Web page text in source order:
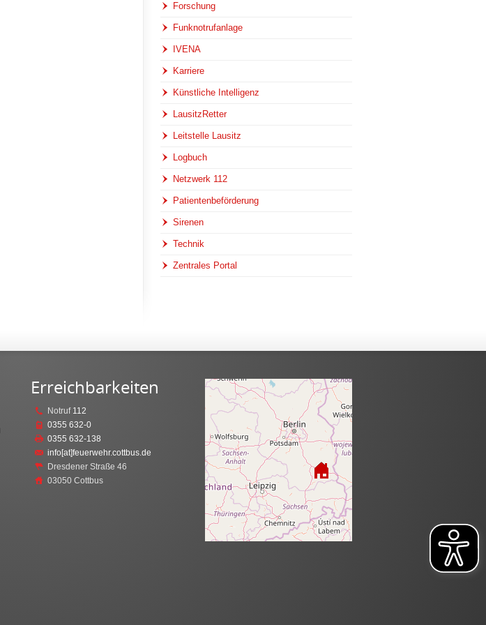
Forschung
Funknotrufanlage
IVENA
Karriere
Künstliche Intelligenz
LausitzRetter
Leitstelle Lausitz
Logbuch
Netzwerk 112
Patientenbeförderung
Sirenen
Technik
Zentrales Portal
Erreichbarkeiten
Notruf 112
0355 632-0
0355 632-138
info[at]feuerwehr.cottbus.de
Dresdener Straße 46
03050 Cottbus